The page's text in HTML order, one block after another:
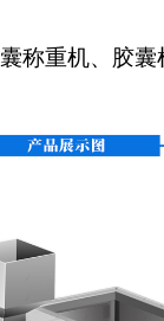
称重机、胶